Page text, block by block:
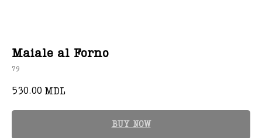
Maiale al Forno
79
530.00 MDL
BUY NOW